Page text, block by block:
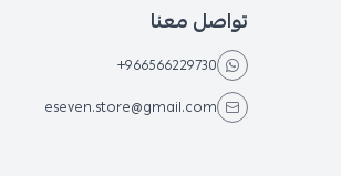
تواصل معنا
+966566229730
eseven.store@gmail.com